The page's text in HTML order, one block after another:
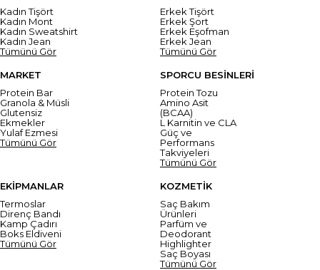
Kadın Tişört
Kadın Mont
Kadın Sweatshirt
Kadın Jean
Tümünü Gör
Erkek Tişört
Erkek Şort
Erkek Eşofman
Erkek Jean
Tümünü Gör
MARKET
Protein Bar
Granola & Müsli
Glutensiz
Ekmekler
Yulaf Ezmesi
Tümünü Gör
SPORCU BESİNLERİ
Protein Tozu
Amino Asit
(BCAA)
L Karnitin ve CLA
Güç ve
Performans
Takviyeleri
Tümünü Gör
EKİPMANLAR
Termoslar
Direnç Bandı
Kamp Çadırı
Boks Eldiveni
Tümünü Gör
KOZMETİK
Saç Bakım
Ürünleri
Parfüm ve
Deodorant
Highlighter
Saç Boyası
Tümünü Gör